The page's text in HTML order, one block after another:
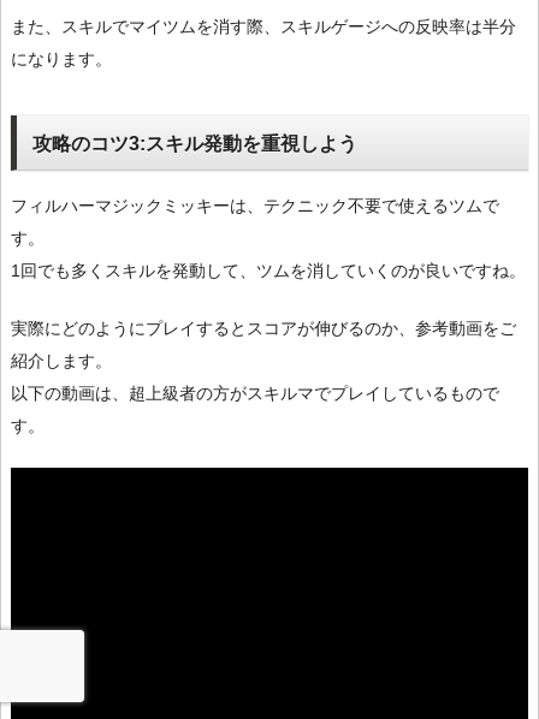
また、スキルでマイツムを消す際、スキルゲージへの反映率は半分
になります。
攻略のコツ3:スキル発動を重視しよう
フィルハーマジックミッキーは、テクニック不要で使えるツムで
す。
1回でも多くスキルを発動して、ツムを消していくのが良いですね。
実際にどのようにプレイするとスコアが伸びるのか、参考動画をご
紹介します。
以下の動画は、超上級者の方がスキルマでプレイしているもので
す。